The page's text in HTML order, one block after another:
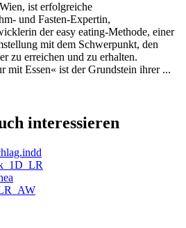
ist erfolgreiche
und Fasten-Expertin,
der easy eating-Methode, einer
mit dem Schwerpunkt, den
zu erreichen und zu erhalten.
mit Essen« ist der Grundstein ihrer ...
interessieren